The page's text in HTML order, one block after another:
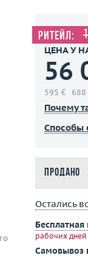
Ритейл:
ЦЕНА У
56
595 € 688
Почему
Способы
Продано
Остались
рабочих дней
Самовывоз